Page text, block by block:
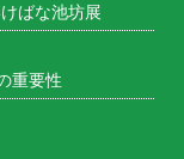
ばな池坊展
重要性